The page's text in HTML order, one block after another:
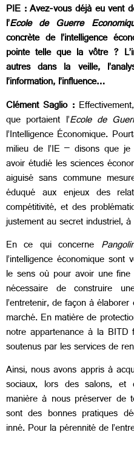
PIE : Avez-vous déjà eu vent
l’Ecole de Guerre
concrète de l’intelligence
pointe telle que la vôtre ?
autres dans la veille,
l’information, l’influence…
Clément Saglio :
que portaient l’Ecole de
l’Intelligence Économique.
milieu de l’IE – disons que
avoir étudié les sciences
aiguisé sans commune
éduqué aux enjeux des
compétitivité, et des
justement au secret industriel, à
En ce qui concerne
l’intelligence économique
le sens où pour avoir une
nécessaire de construire
l’entretenir, de façon à
marché. En matière de
notre appartenance à la
soutenus par les services de
Ainsi, nous avons appris à
sociaux, lors des salons, et
manière à nous préserver de
sont des bonnes pratiques
inné. Pour la pérennité de